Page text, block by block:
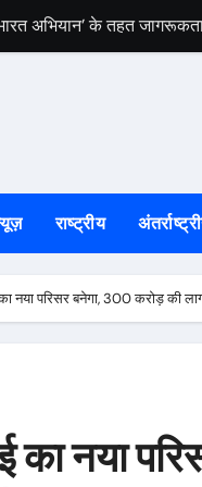
अभियान’ के तहत
बेटे आबान अहमद की मौत,
क्लब का शुभारंभ,
सियासत, NDA ने CBI जांच
लगी गोली, अस्पताल में भर्ती
राष्ट्रीय
परिसर बनेगा, 300 करोड़ की
नया